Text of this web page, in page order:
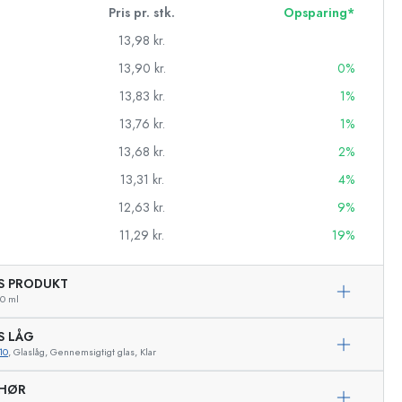
Eksemplarisk repræsentation
Pris pr. stk.
Opsparing*
13,98 kr.
13,90 kr.
0%
13,83 kr.
1%
13,76 kr.
1%
13,68 kr.
2%
13,31 kr.
4%
12,63 kr.
9%
11,29 kr. 19%
PRODUKT
ml
LÅG
, Glaslåg, Gennemsigtigt glas, Klar